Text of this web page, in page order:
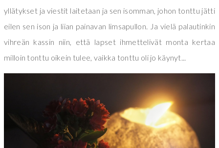
yllätykset ja viestit laitetaan ja sen isomman, johon tonttu jätti
eilen sen ison ja liian painavan limsapullon. Ja vielä palautinkin
vihreän kassin niin, että lapset ihmettelivät monta kertaa
milloin tonttu oikein tulee, vaikka tonttu oli jo käynyt...